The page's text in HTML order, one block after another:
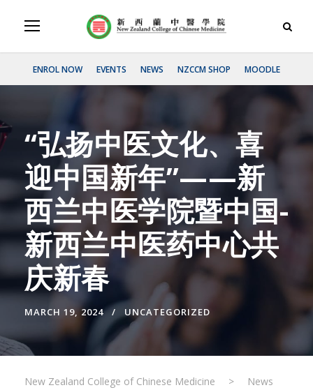
ENROL NOW EVENTS NEWS NZCCM SHOP MOODLE
“弘扬中医文化、喜
迎中国新年”——新
西兰中医学院暨中国-
新西兰中医药中心共
庆新春
MARCH 19, 2024 UNCATEGORIZED
New Zealand College of Chinese Medicine >
News